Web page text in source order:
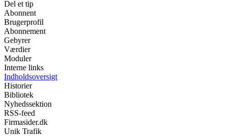
Del et tip
Abonnent
Brugerprofil
Abonnement
Gebyrer
Værdier
Moduler
Interne links
Indholdsoversigt
Historier
Bibliotek
Nyhedssektion
RSS-feed
Firmasider.dk
Unik Trafik